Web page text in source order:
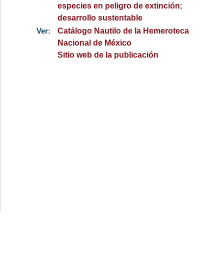
especies en peligro de extinción;
desarrollo sustentable
Ver:
Catálogo Nautilo de la Hemeroteca
Nacional de México
Sitio web de la publicación